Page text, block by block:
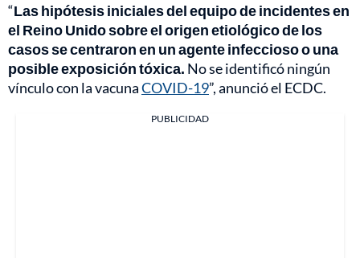
“Las hipótesis iniciales del equipo de incidentes en
el Reino Unido sobre el origen etiológico de los
casos se centraron en un agente infeccioso o una
posible exposición tóxica. No se identificó ningún
vínculo con la vacunaCOVID-19”, anunció el ECDC.
PUBLICIDAD